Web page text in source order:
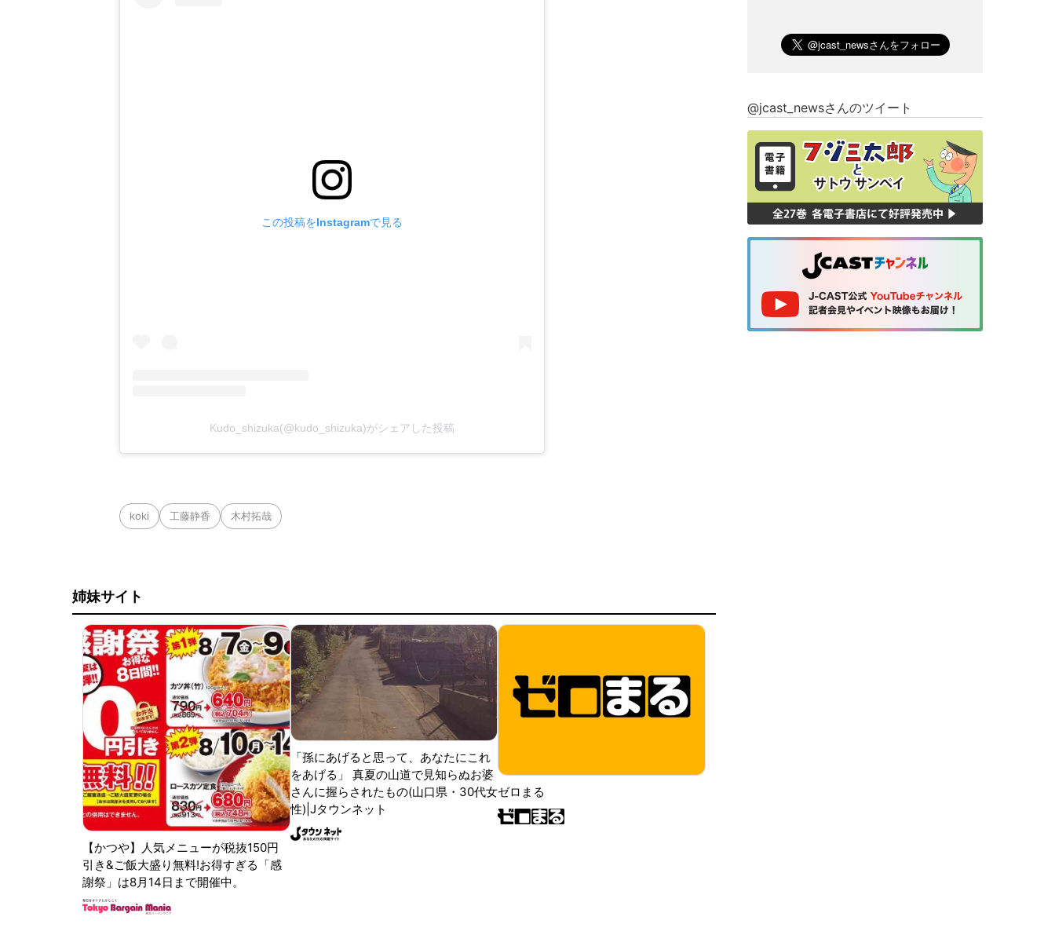
この投稿をInstagramで見る
Kudo_shizuka(@kudo_shizuka)がシェアした投稿
koki 工藤静香 木村拓哉
姉妹サイト
【かつや】人気メニューが税抜150円
引き&ご飯大盛り無料!お得すぎる「感
謝祭」は8月14日まで開催中。
「孫にあげると思って、あなたにこれ
をあげる」 真夏の山道で見知らぬお婆
さんに握らされたもの(山口県・30代女
性)|Jタウンネット
ゼロまる
@jcast_newsさんのツイート